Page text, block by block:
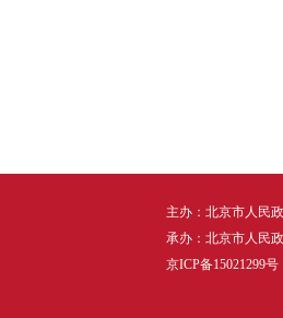
主办：北京市人民
承办：北京市人民
京ICP备15021299号